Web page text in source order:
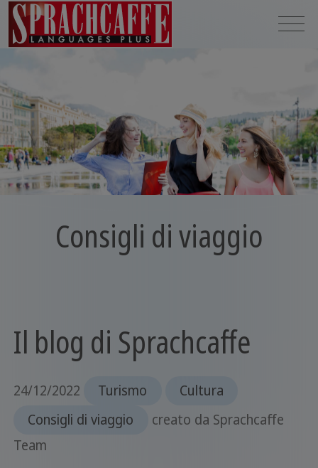
Consigli di viaggio
Il blog di Sprachcaffe
24/12/2022 Turismo
Cultura
Consigli di viaggio
creato da Sprachcaffe
Team